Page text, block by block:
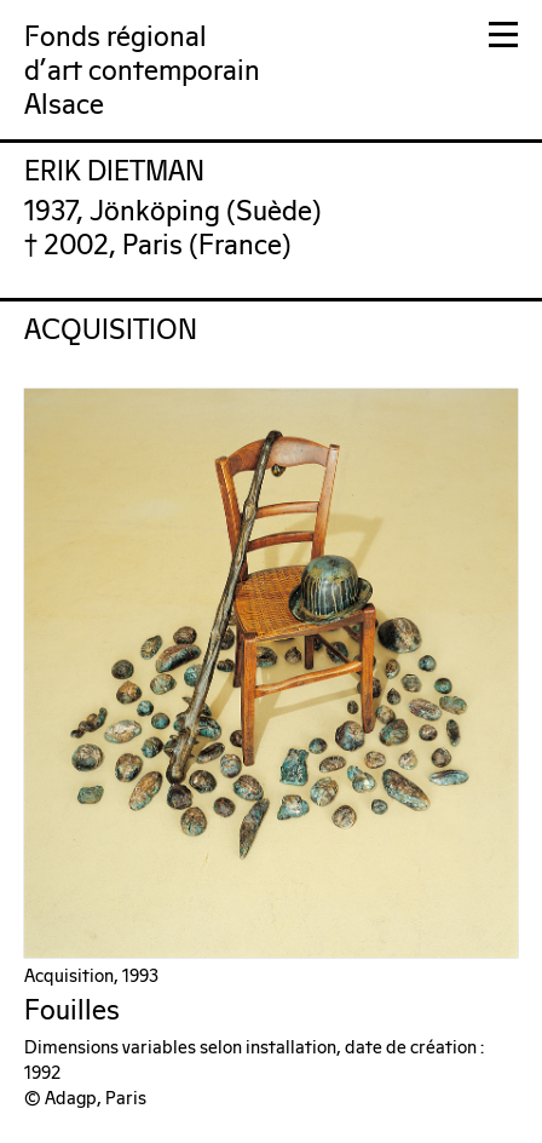
Fonds régional
d'art contemporain
Alsace
FRAC Alsace
ERIK DIETMAN
1937, Jönköping (Suède)
† 2002, Paris (France)
ACQUISITION
Acquisition, 1993
Fouilles
Dimensions variables selon installation, date de création :
1992
© Adagp, Paris